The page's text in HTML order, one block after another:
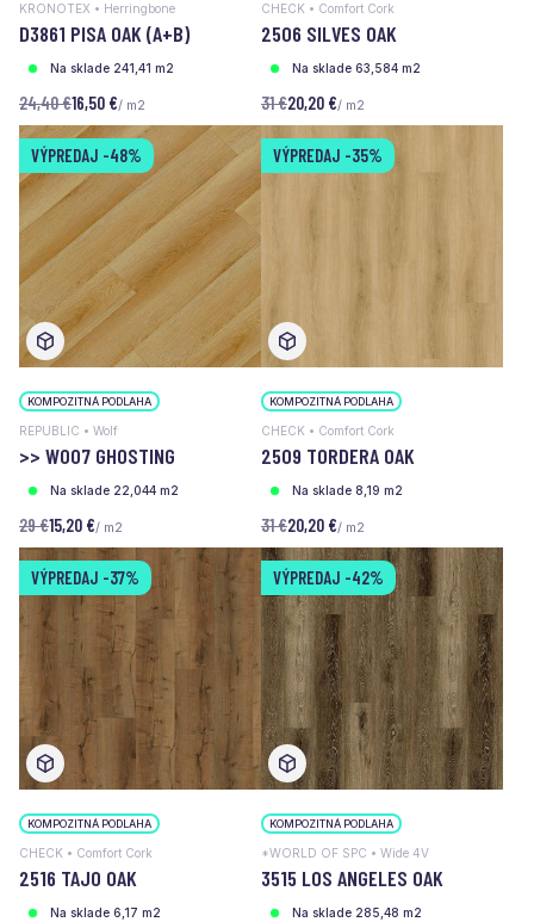
KRONOTEX • Herringbone
D3861 PISA OAK (A+B)
Na sklade 241,41 m2
24,40 €16,50 €/ m2
CHECK • Comfort Cork
2506 SILVES OAK
Na sklade 63,584 m2
31 €20,20 €/ m2
VÝPREDAJ -48%
KOMPOZITNÁ PODLAHA
REPUBLIC • Wolf
>> W007 GHOSTING
Na sklade 22,044 m2
29 €15,20 €/ m2
VÝPREDAJ -35%
KOMPOZITNÁ PODLAHA
CHECK • Comfort Cork
2509 TORDERA OAK
Na sklade 8,19 m2
31 €20,20 €/ m2
VÝPREDAJ -37%
KOMPOZITNÁ PODLAHA
CHECK • Comfort Cork
2516 TAJO OAK
Na sklade 6,17 m2
VÝPREDAJ -42%
KOMPOZITNÁ PODLAHA
*WORLD OF SPC • Wide 4V
3515 LOS ANGELES OAK
Na sklade 285,48 m2